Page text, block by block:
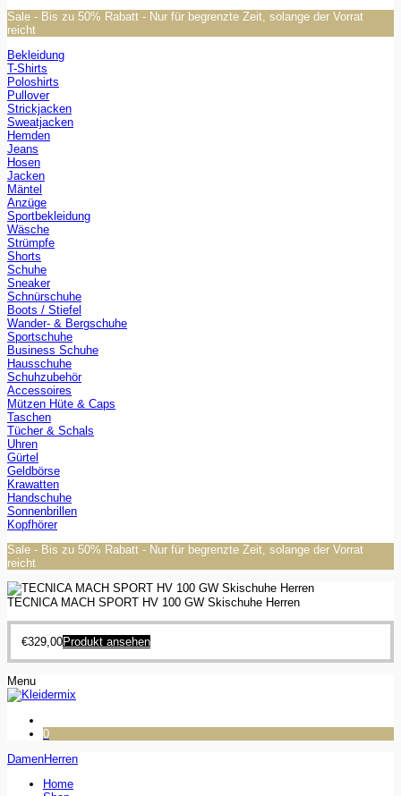
Sale - Bis zu 50% Rabatt - Nur für begrenzte Zeit, solange der Vorrat
reicht
Bekleidung
T-Shirts
Poloshirts
Pullover
Strickjacken
Sweatjacken
Hemden
Jeans
Hosen
Jacken
Mäntel
Anzüge
Sportbekleidung
Wäsche
Strümpfe
Shorts
Schuhe
Sneaker
Schnürschuhe
Boots / Stiefel
Wander- & Bergschuhe
Sportschuhe
Business Schuhe
Hausschuhe
Schuhzubehör
Accessoires
Mützen Hüte & Caps
Taschen
Tücher & Schals
Uhren
Gürtel
Geldbörse
Krawatten
Handschuhe
Sonnenbrillen
Kopfhörer
Sale - Bis zu 50% Rabatt - Nur für begrenzte Zeit, solange der Vorrat
reicht
TECNICA MACH SPORT HV 100 GW Skischuhe Herren
€329,00Produkt ansehen
Menu
0
DamenHerren
Home